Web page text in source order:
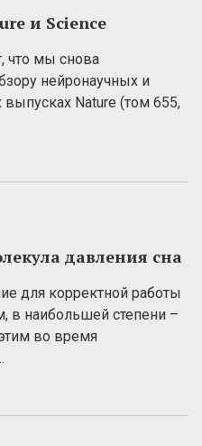
и Science
что мы снова
нейронаучных и
Nature (том 655,
давления сна
для корректной работы
в наибольшей степени –
во время